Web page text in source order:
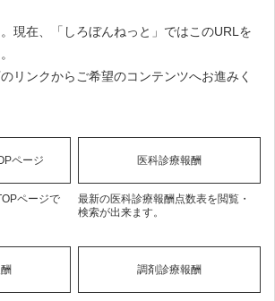
現在、「しろぼんねっと」ではこのURLを
リンクからご希望のコンテンツへお進みく
ページ
ページで
医科診療報酬
最新の医科診療報酬点数表を閲覧・
検索が出来ます。
調剤診療報酬